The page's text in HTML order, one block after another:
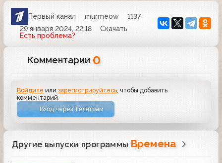
Первый канал murmeow
1137
29 января 2024, 22:18
Скачать
Есть проблема?
Комментарии 0
Войдите илизарегистрируйтесь , чтобы добавить
комментарий
Вход через Телеграм
Другие выпуски программы Времена